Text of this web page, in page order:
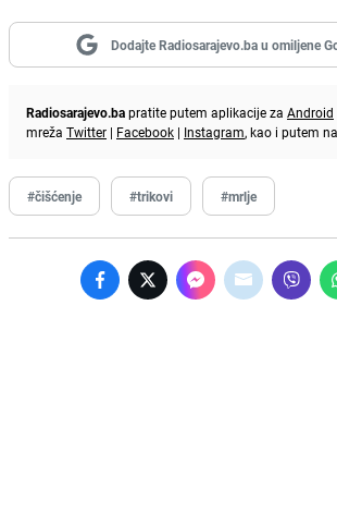
Dodajte Radiosarajevo.ba u omiljene
Radiosarajevo.bapratite putem aplikacije za Android
mreža Twitter | Facebook | Instagram, kao i putem
#čišćenje #trikovi #mrlje